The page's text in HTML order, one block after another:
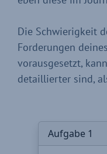
Die Schwierigkeit
Forderungen
vorausgesetzt,
detaillierter sind,